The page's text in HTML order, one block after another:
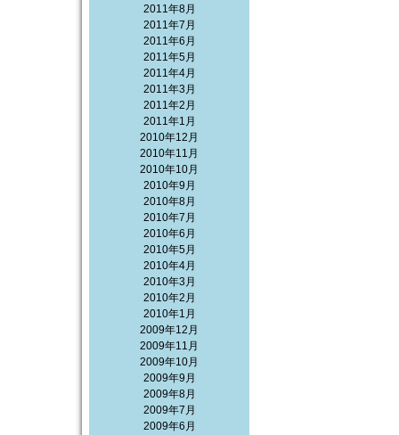
2011年8月
2011年7月
2011年6月
2011年5月
2011年4月
2011年3月
2011年2月
2011年1月
2010年12月
2010年11月
2010年10月
2010年9月
2010年8月
2010年7月
2010年6月
2010年5月
2010年4月
2010年3月
2010年2月
2010年1月
2009年12月
2009年11月
2009年10月
2009年9月
2009年8月
2009年7月
2009年6月